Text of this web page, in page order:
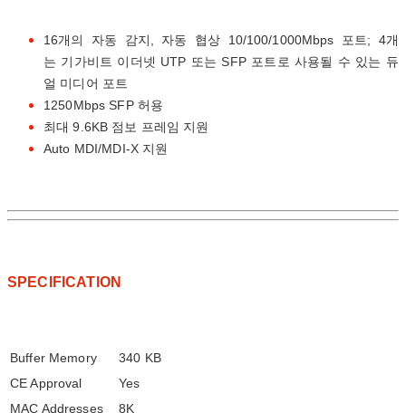
16개의 자동 감지, 자동 협상 10/100/1000Mbps 포트; 4개
는 기가비트 이더넷 UTP 또는 SFP 포트로 사용될 수 있는 듀
얼 미디어 포트
1250Mbps SFP 허용
최대 9.6KB 점보 프레임 지원
Auto MDI/MDI-X 지원
SPECIFICATION
Buffer Memory
340 KB
CE Approval
Yes
MAC Addresses
8K